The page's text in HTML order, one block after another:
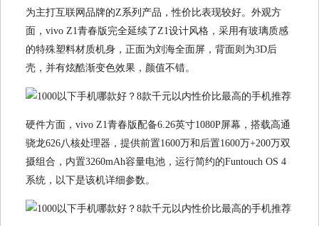
为主打互联网品牌的Z系列产品，性价比表现较好。外观方
面，vivo Z1青春版完全延续了Z1设计风格，采用有玻璃质感
的特殊塑料材质机身，正面为刘海全面屏，背面则为3D后
壳，并有炫酷渐变色效果，颜值不错。
硬件方面，vivo Z1青春版配备6.26英寸1080P屏幕，搭载高通
骁龙626八核处理器，提供前置1600万和后置1600万+200万双
摄组合，内置3260mAh容量电池，运行简约的Funtouch OS 4
系统，以下是该机详细参数。